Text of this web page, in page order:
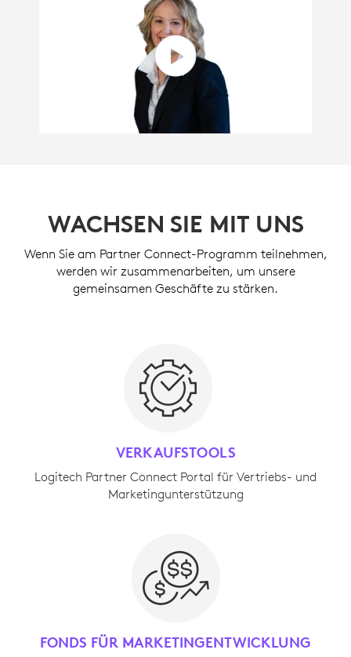
WACHSEN SIE MIT UNS
Wenn Sie am Partner Connect-Programm teilnehmen,
werden wir zusammenarbeiten, um unsere
gemeinsamen Geschäfte zu stärken.
VERKAUFSTOOLS
Logitech Partner Connect Portal für Vertriebs- und
Marketingunterstützung
FONDS FÜR MARKETINGENTWICKLUNG